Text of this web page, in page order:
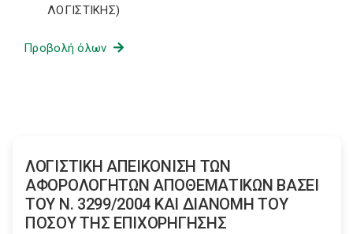
ΛΟΓΙΣΤΙΚΗΣ)
Προβολή όλων
ΛΟΓΙΣΤΙΚΗ ΑΠΕΙΚΟΝΙΣΗ ΤΩΝ
ΑΦΟΡΟΛΟΓΗΤΩΝ ΑΠΟΘΕΜΑΤΙΚΩΝ ΒΑΣΕΙ
ΤΟΥ N. 3299/2004 ΚΑΙ ΔΙΑΝΟΜΗ ΤΟΥ
ΠΟΣΟΥ ΤΗΣ ΕΠΙΧΟΡΗΓΗΣΗΣ